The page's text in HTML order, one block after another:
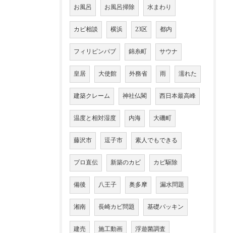
お風呂 お風呂掃除 水まわり
カビ相談 横浜 23区 都内
フィリピンパブ 錦糸町 サウナ
皇居 大使館 外務省 雨 濡れた
建築クレーム 神社仏閣 西日本最高峰
温度と相対湿度 内海 大磯町
藤沢市 逗子市 素人でもできる
プロ直伝 新築のカビ カビ駆除
備後 八王子 奥多摩 漏水問題
湘南 長崎カビ問題 基礎パッキン
建売 施工動画 浮遊菌調査